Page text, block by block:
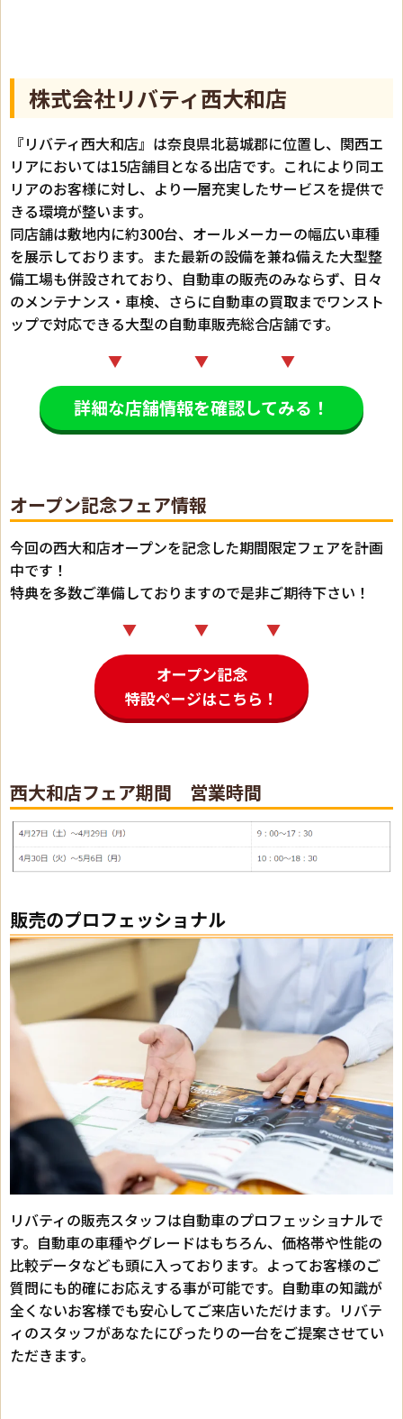
株式会社リバティ西大和店
『リバティ西大和店』は奈良県北葛城郡に位置し、関西エ
リアにおいては15店舗目となる出店です。これにより同エ
リアのお客様に対し、より一層充実したサービスを提供で
きる環境が整います。
同店舗は敷地内に約300台、オールメーカーの幅広い車種
を展示しております。また最新の設備を兼ね備えた大型整
備工場も併設されており、自動車の販売のみならず、日々
のメンテナンス・車検、さらに自動車の買取までワンスト
ップで対応できる大型の自動車販売総合店舗です。
▼ ▼ ▼
詳細な店舗情報を確認してみる！
オープン記念フェア情報
今回の西大和店オープンを記念した期間限定フェアを計画
中です！
特典を多数ご準備しておりますので是非ご期待下さい！
▼ ▼ ▼
オープン記念
特設ページはこちら！
西大和店フェア期間 営業時間
販売のプロフェッショナル
リバティの販売スタッフは自動車のプロフェッショナルで
す。自動車の車種やグレードはもちろん、価格帯や性能の
比較データなども頭に入っております。よってお客様のご
質問にも的確にお応えする事が可能です。自動車の知識が
全くないお客様でも安心してご来店いただけます。リバテ
ィのスタッフがあなたにぴったりの一台をご提案させてい
ただきます。